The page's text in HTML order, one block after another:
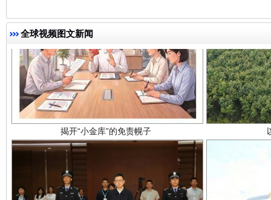
全球视频图文新闻
揭开“小金库”的免责幌子